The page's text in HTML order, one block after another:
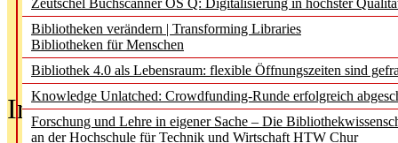
Zeutschel Buchscanner OS Q: Digitalisierung in höchster
Bibliotheken verändern | Transforming Libraries
Bibliotheken für Menschen
Bibliothek 4.0 als Lebensraum: flexible Öffnungszeiten sind
Knowledge Unlatched: Crowdfunding-Runde erfolgreich
Forschung und Lehre in eigener Sache – Die
an der Hochschule für Technik und Wirtschaft HTW Chur
In der Ausgabe05/2026(Juni/Juli